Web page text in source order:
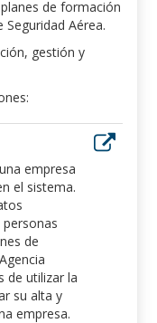
de formación
Seguridad Aérea.
gestión y
empresa
el sistema.
de
de utilizar la
su alta y
empresa.